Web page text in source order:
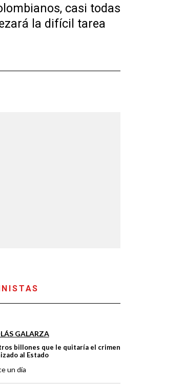
casi todas
la difícil tarea
GALARZA
billones que le quitaría el crimen
al Estado
un día